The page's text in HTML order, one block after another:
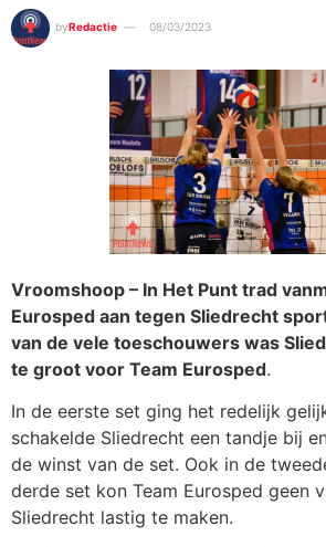
byRedactie 08/03/2023
Vroomshoop – In Het Punt trad
Eurosped aan tegen Sliedrecht
van de vele toeschouwers was
te groot voor Team Eurosped.
In de eerste set ging het redelijk
schakelde Sliedrecht een tandje bij
de winst van de set. Ook in de
derde set kon Team Eurosped geen
Sliedrecht lastig te maken.